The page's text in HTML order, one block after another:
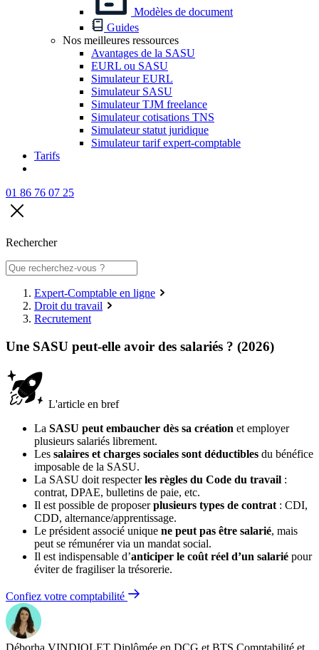
Modèles de document
Guides
Nos meilleures ressources
Avantages de la SASU
EURL ou SASU
Simulateur EURL
Simulateur SASU
Simulateur TJM freelance
Simulateur cotisations TNS
Simulateur statut juridique
Simulateur tarif expert-comptable
Tarifs
01 86 76 07 25
Rechercher
Expert-Comptable en ligne
Droit du travail
Recrutement
Une SASU peut-elle avoir des salariés ? (2026)
L'article en bref
La SASU peut embaucher dès sa création et employer
plusieurs salariés librement.
Les salaires et charges sociales sont déductibles du bénéfice
imposable de la SASU.
La SASU doit respecterles règles du Code du travail :
contrat, DPAE, bulletins de paie, etc.
Il est possible de proposerplusieurs types de contrat : CDI,
CDD, alternance/apprentissage.
Le président associé unique ne peut pas être salarié, mais
peut se rémunérer via un mandat social.
Il est indispensable d’anticiper le coût réel d’un salarié pour
éviter de fragiliser la trésorerie.
Confiez votre comptabilité
Déborha VINDIOLET Diplômée en DCG et BTS Comptabilité et